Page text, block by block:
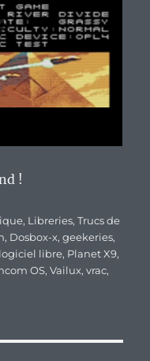
!
, Libreries,Trucs de
, Dosbox-x,geekeries,
logiciel libre, Planet X9,
OS,Vailux,vrac,